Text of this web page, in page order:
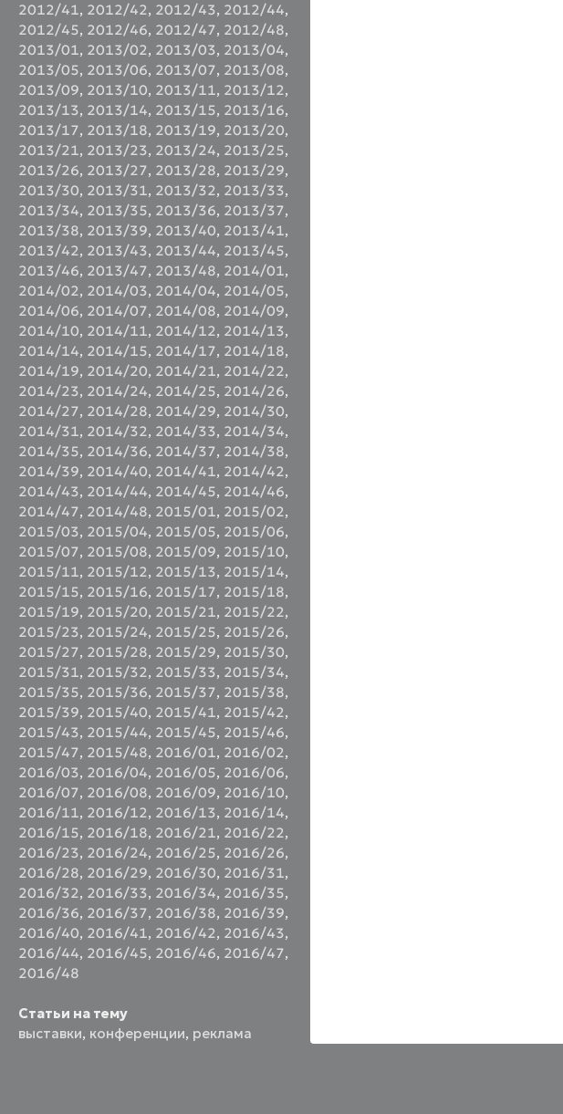
2012/41, 2012/42, 2012/43, 2012/44,
2012/45, 2012/46, 2012/47, 2012/48,
2013/01, 2013/02, 2013/03, 2013/04,
2013/05, 2013/06, 2013/07, 2013/08,
2013/09, 2013/10, 2013/11, 2013/12,
2013/13, 2013/14, 2013/15, 2013/16,
2013/17, 2013/18, 2013/19, 2013/20,
2013/21, 2013/23, 2013/24, 2013/25,
2013/26, 2013/27, 2013/28, 2013/29,
2013/30, 2013/31, 2013/32, 2013/33,
2013/34, 2013/35, 2013/36, 2013/37,
2013/38, 2013/39, 2013/40, 2013/41,
2013/42, 2013/43, 2013/44, 2013/45,
2013/46, 2013/47, 2013/48, 2014/01,
2014/02, 2014/03, 2014/04, 2014/05,
2014/06, 2014/07, 2014/08, 2014/09,
2014/10, 2014/11, 2014/12, 2014/13,
2014/14, 2014/15, 2014/17, 2014/18,
2014/19, 2014/20, 2014/21, 2014/22,
2014/23, 2014/24, 2014/25, 2014/26,
2014/27, 2014/28, 2014/29, 2014/30,
2014/31, 2014/32, 2014/33, 2014/34,
2014/35, 2014/36, 2014/37, 2014/38,
2014/39, 2014/40, 2014/41, 2014/42,
2014/43, 2014/44, 2014/45, 2014/46,
2014/47, 2014/48, 2015/01, 2015/02,
2015/03, 2015/04, 2015/05, 2015/06,
2015/07, 2015/08, 2015/09, 2015/10,
2015/11, 2015/12, 2015/13, 2015/14,
2015/15, 2015/16, 2015/17, 2015/18,
2015/19, 2015/20, 2015/21, 2015/22,
2015/23, 2015/24, 2015/25, 2015/26,
2015/27, 2015/28, 2015/29, 2015/30,
2015/31, 2015/32, 2015/33, 2015/34,
2015/35, 2015/36, 2015/37, 2015/38,
2015/39, 2015/40, 2015/41, 2015/42,
2015/43, 2015/44, 2015/45, 2015/46,
2015/47, 2015/48, 2016/01, 2016/02,
2016/03, 2016/04, 2016/05, 2016/06,
2016/07, 2016/08, 2016/09, 2016/10,
2016/11, 2016/12, 2016/13, 2016/14,
2016/15, 2016/18, 2016/21, 2016/22,
2016/23, 2016/24, 2016/25, 2016/26,
2016/28, 2016/29, 2016/30, 2016/31,
2016/32, 2016/33, 2016/34, 2016/35,
2016/36, 2016/37, 2016/38, 2016/39,
2016/40, 2016/41, 2016/42, 2016/43,
2016/44, 2016/45, 2016/46, 2016/47,
2016/48
Статьи на тему
выставки, конференции, реклама